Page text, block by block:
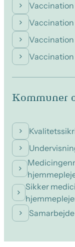
Vaccination
Kommuner
Sikker